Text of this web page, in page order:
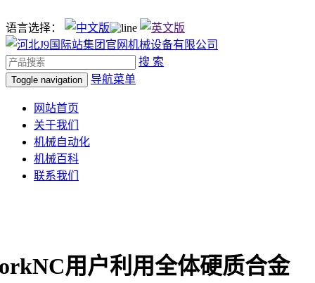
语言选择：
搜 索
Toggle navigation 导航菜单
网站首页
关于我们
机械自动化
机械百科
联系我们
用户利用全体硬质合金